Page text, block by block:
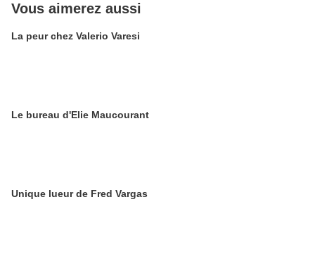
Vous aimerez aussi
La peur chez Valerio Varesi
Le bureau d'Elie Maucourant
Unique lueur de Fred Vargas